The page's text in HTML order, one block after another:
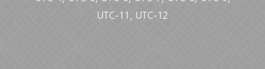
UTC-11, UTC-12